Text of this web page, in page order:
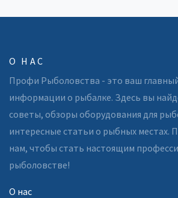
О НАС
Профи Рыболовства - это ваш
информации о рыбалке. Здесь вы
советы, обзоры оборудования для
интересные статьи о рыбных местах.
нам, чтобы стать настоящим
рыболовстве!
О нас